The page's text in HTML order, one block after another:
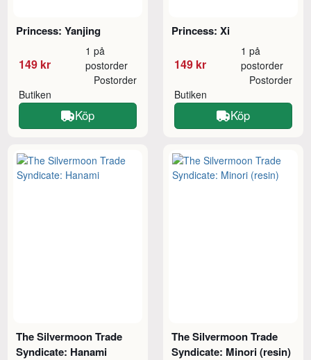
Princess: Yanjing
149 kr
1 på
postorder
Butiken
Postorder
Köp
Princess: Xi
149 kr
1 på
postorder
Butiken
Postorder
Köp
The Silvermoon Trade
Syndicate: Hanami
The Silvermoon Trade
Syndicate: Minori (resin)